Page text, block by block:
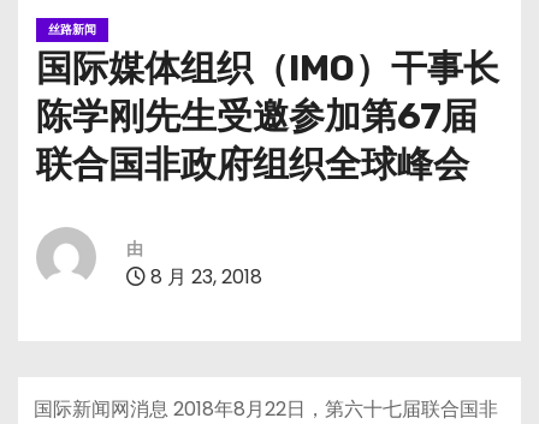
丝路新闻
国际媒体组织（IMO）干事长
陈学刚先生受邀参加第67届
联合国非政府组织全球峰会
由
8 月 23, 2018
国际新闻网消息 2018年8月22日，第六十七届联合国非